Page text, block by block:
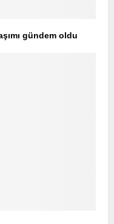
gündem oldu